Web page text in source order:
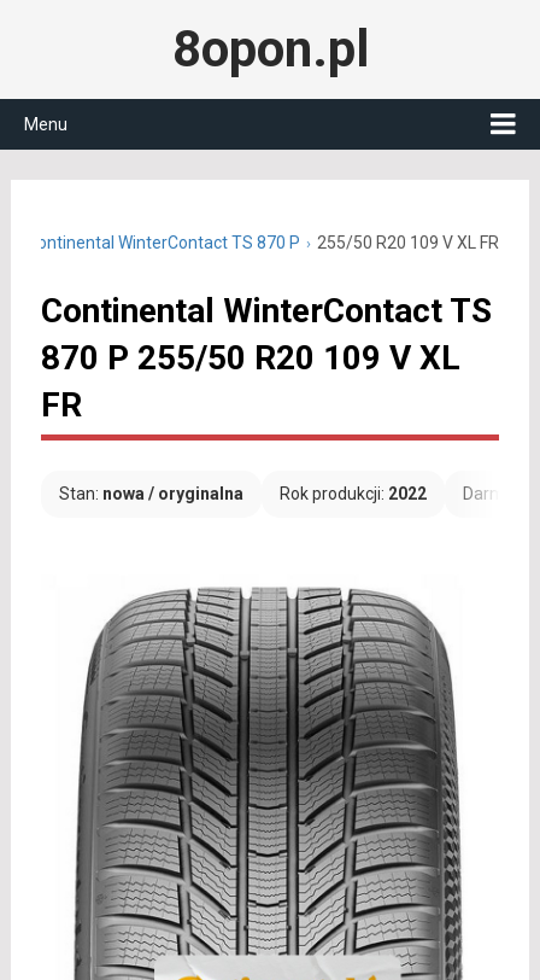
8opon.pl
Menu
Continental WinterContact TS 870 P 255/50 R20 109 V XL FR
Continental WinterContact TS
870 P 255/50 R20 109 V XL
FR
Stan: nowa / oryginalna Rok produkcji: 2022